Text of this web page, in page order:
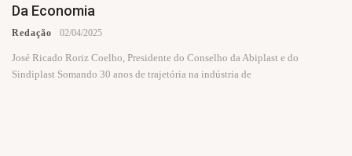
Da Economia
Redação 02/04/2025
José Ricado Roriz Coelho, Presidente do Conselho da Abiplast e do
Sindiplast Somando 30 anos de trajetória na indústria de